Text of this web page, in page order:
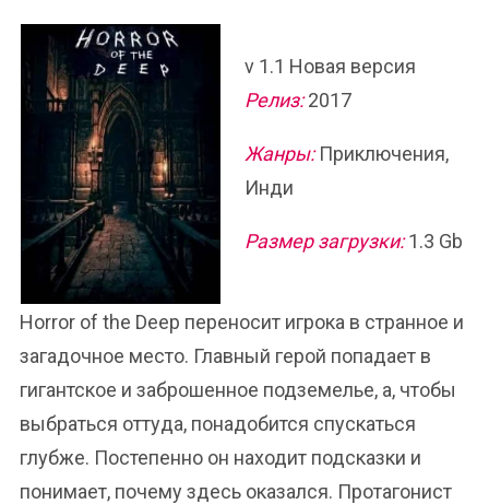
v 1.1 Новая версия
Релиз:2017
Жанры:Приключения,
Инди
Размер загрузки:1.3 Gb
Horror of the Deep переносит игрока в странное и
загадочное место. Главный герой попадает в
гигантское и заброшенное подземелье, а, чтобы
выбраться оттуда, понадобится спускаться
глубже. Постепенно он находит подсказки и
понимает, почему здесь оказался. Протагонист